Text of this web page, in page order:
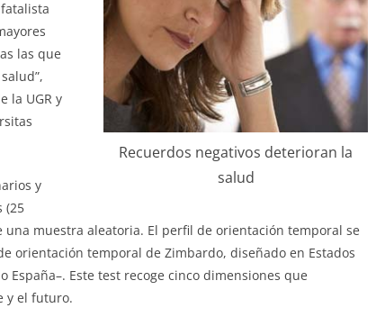
Recuerdos negativos deterioran la
salud
las que
la UGR y
y
(25
una muestra aleatoria. El perfil de orientación temporal se
orientación temporal de Zimbardo, diseñado en Estados
Este test recoge cinco dimensiones que
y el futuro.